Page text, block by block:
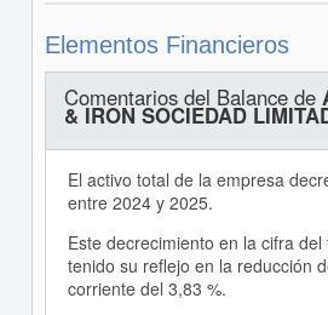
Elementos Financieros
Comentarios del Balance de
& IRON SOCIEDAD
El activo total de la empresa
entre 2024 y 2025.
Este decrecimiento en la cifra
tenido su reflejo en la reducción
corriente del 3,83 %.